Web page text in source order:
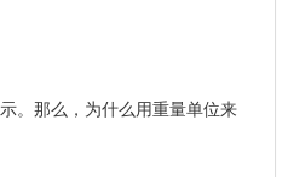
。那么，为什么用重量单位来